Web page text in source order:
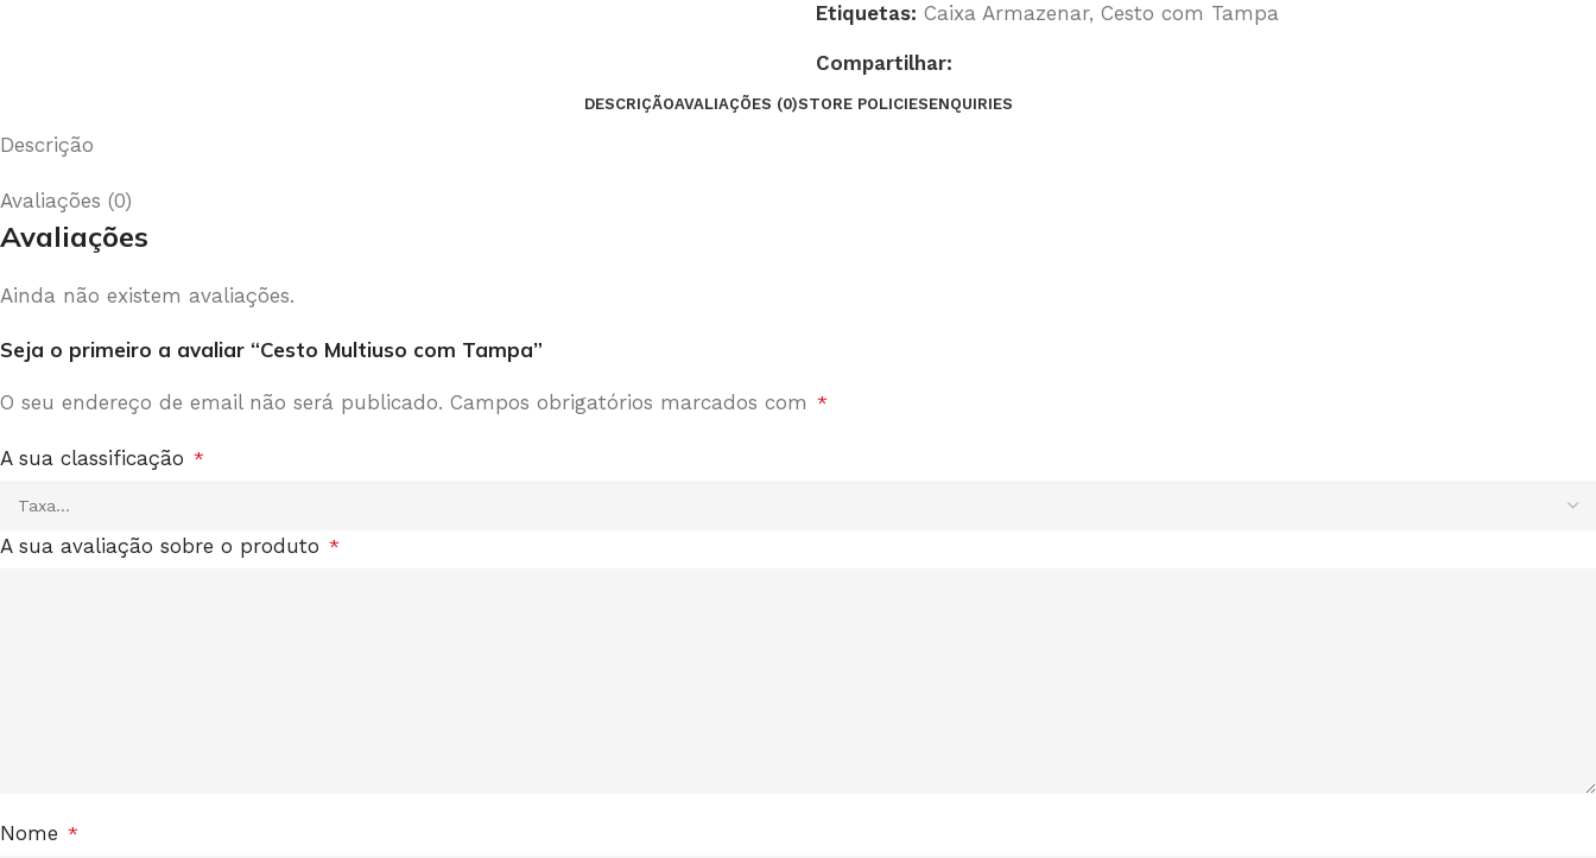
Etiquetas: Caixa Armazenar, Cesto com Tampa
Compartilhar:
DESCRIÇÃOAVALIAÇÕES (0)STORE POLICIESENQUIRIES
Descrição
Avaliações (0)
Avaliações
Ainda não existem avaliações.
Seja o primeiro a avaliar “Cesto Multiuso com Tampa”
O seu endereço de email não será publicado. Campos obrigatórios marcados com *
A sua classificação *
A sua avaliação sobre o produto *
Nome *